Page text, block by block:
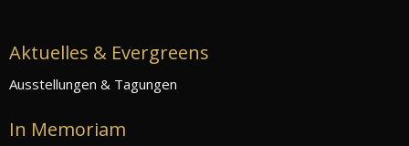
Aktuelles & Evergreens
Ausstellungen & Tagungen
In Memoriam